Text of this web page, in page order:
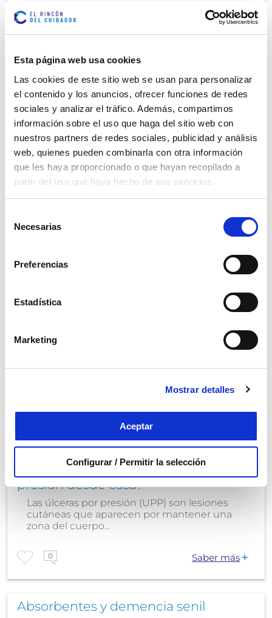
Esta página web usa cookies
Las cookies de este sitio web se usan para personalizar
el contenido y los anuncios, ofrecer funciones de redes
sociales y analizar el tráfico. Además, compartimos
información sobre el uso que haga del sitio web con
nuestros partners de redes sociales, publicidad y análisis
web, quienes pueden combinarla con otra información
que les haya proporcionado o que hayan recopilado a
partir del uso que haya hecho de sus servicios.
Necesarias
Preferencias
Estadística
Marketing
Mostrar detalles
Aceptar
Configurar / Permitir la selección
Saber más
Consejos para pasar el verano con
personas mayores
¡Ya llegó el deseado agosto! Mes de mar, playa,
montaña, ocio… pero también un mes donde
debemos...
Saber más
Recuerda; la piel en verano necesita
¿Sabes que en verano la piel necesita que
intensifiquemos sus cuidados? Esto se debe a
Actividades para empatizar con
nuestros mayores
La empatía hacia la persona dependiente es
¿Cómo prevenir y curar las úlceras por
presión desde casa?
Las úlceras por presión (UPP) son lesiones
cutáneas que aparecen por mantener una
zona del cuerpo...
0 Saber más
Absorbentes y demencia senil